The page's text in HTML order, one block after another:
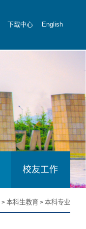
下载中心 English
校友工作
> 本科生教育 > 本科专业